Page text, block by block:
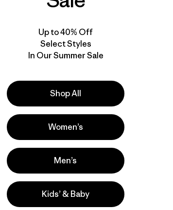
W's Triolet Pants
$ 409
Valoración: 5.0 / 5
W's Pluma PRO Bibs
Up to 40% Off
Select Styles
In Our Summer Sale
Shop All
Women’s
Men’s
Kids’ & Baby